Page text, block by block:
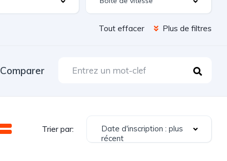
Tout effacer Plus de filtres
Comparer
Trier par:
Date d'inscription : plus
récent